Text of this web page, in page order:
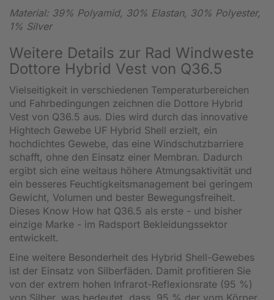
Material: 39% Polyamid, 30% Elastan, 30% Polyester,
1% Silver
Weitere Details zur Rad Windweste
Dottore Hybrid Vest von Q36.5
Vielseitigkeit in verschiedenen Temperaturbereichen
und Fahrbedingungen zeichnen die Dottore Hybrid
Vest von Q36.5 aus. Dies wird durch das innovative
Hightech Gewebe UF Hybrid Shell erzielt, ein
hochdichtes Gewebe, das eine Windschutzbarriere
schafft, ohne den Einsatz einer Membran. Dadurch
ergibt sich eine weitaus höhere Atmungsaktivität und
ein besseres Feuchtigkeitsmanagement bei geringem
Gewicht, Volumen und bester Bewegungsfreiheit.
Dieses Know How hat Q36.5 als erste - und bisher
einzige Marke - im Radsport Bekleidungssektor
entwickelt.
Eine weitere Besonderheit des Hybrid Shell-Gewebes
ist der Einsatz von Silberfäden. Damit profitieren Sie
von der extrem hohen Infrarot-Reflexionsrate (95 %)
von Silber, was bedeutet, dass 95 % der vom Körper